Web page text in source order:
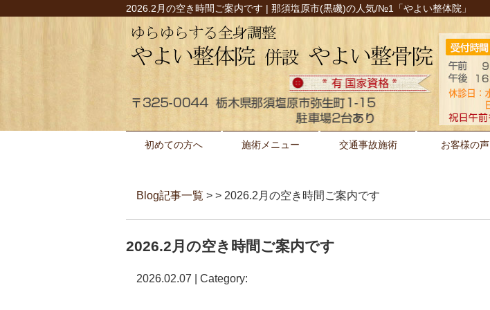
2026.2月の空き時間ご案内です | 那須塩原市(黒磯)の人気/№1「やよい整体院」
初めての方へ 施術メニュー 交通事故施術 お客様の声
Blog記事一覧 > > 2026.2月の空き時間ご案内です
2026.2月の空き時間ご案内です
2026.02.07 | Category: